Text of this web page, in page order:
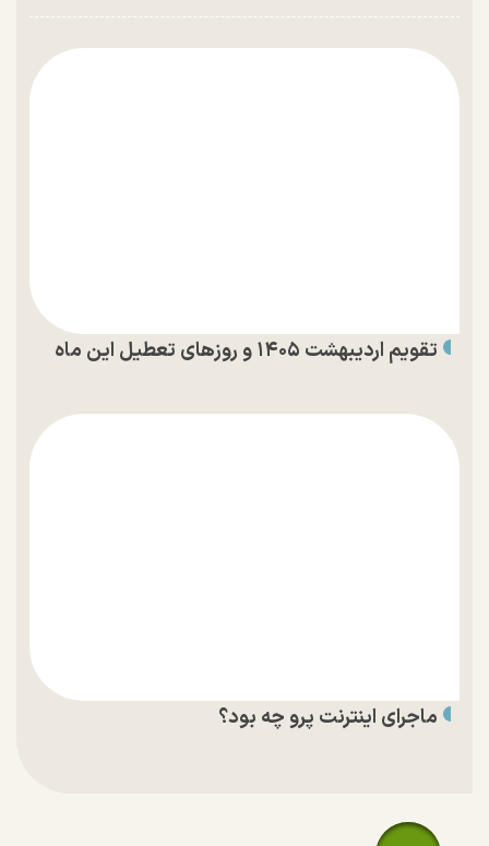
تقویم اردیبهشت ۱۴۰۵ و روز‌های تعطیل این ماه
ماجرای اینترنت پرو چه بود؟